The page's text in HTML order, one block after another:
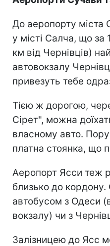
До аеропорту міста
у місті Салча, що за
км від Чернівців)
автовокзалу
привезуть тебе
Тією ж дорогою,
Сірет", можна
власному авто.
платна стоянка, що
Аеропорт Ясси теж
близько до кордону.
автобусом з Одеси
вокзалу) чи з
Залізницею до Ясс